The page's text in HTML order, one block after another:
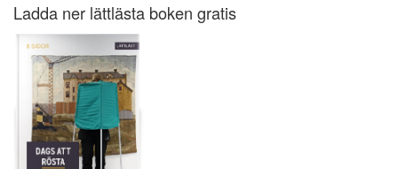
Ladda ner lättlästa boken gratis